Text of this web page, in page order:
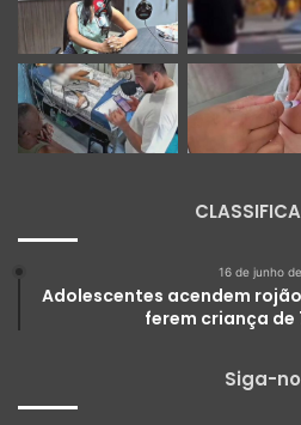
16 de junho
Adolescentes acendem
ferem criança de
Siga-